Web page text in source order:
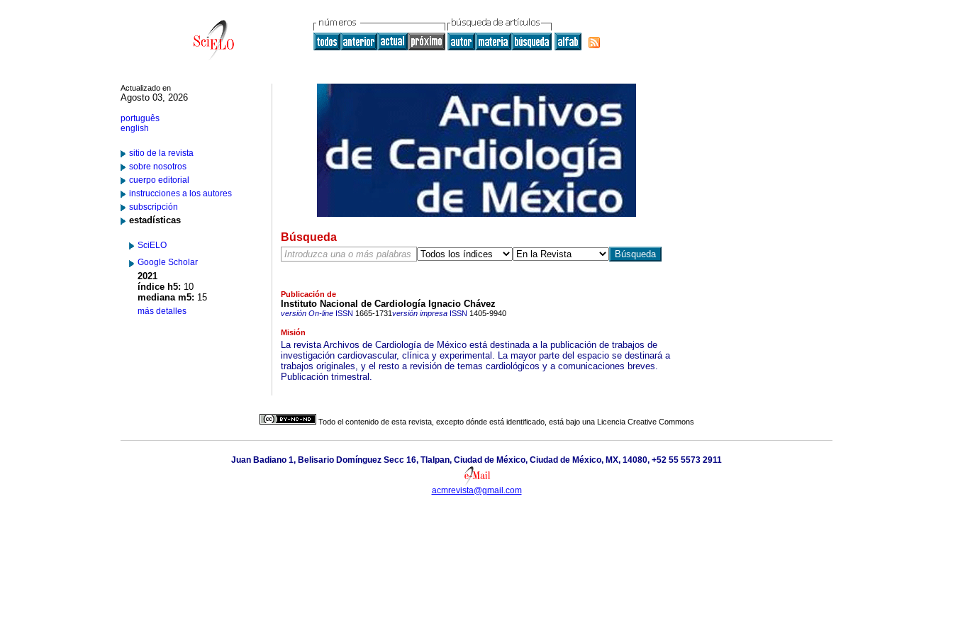
Actualizado en
Agosto 03, 2026
português
english
sitio de la revista
sobre nosotros
cuerpo editorial
instrucciones a los autores
subscripción
estadísticas
SciELO
Google Scholar
2021
índice h5: 10
mediana m5: 15
más detalles
Búsqueda
Publicación de
Instituto Nacional de Cardiología Ignacio Chávez
versión On-lineISSN 1665-1731versión impresaISSN 1405-9940
Misión
La revista Archivos de Cardiología de México está destinada a la publicación de trabajos de
investigación cardiovascular, clínica y experimental. La mayor parte del espacio se destinará a
trabajos originales, y el resto a revisión de temas cardiológicos y a comunicaciones breves.
Publicación trimestral.
Todo el contenido de esta revista, excepto dónde está identificado, está bajo una Licencia Creative Commons
Juan Badiano 1, Belisario Domínguez Secc 16, Tlalpan, Ciudad de México, Ciudad de México, MX, 14080, +52 55 5573 2911
acmrevista@gmail.com